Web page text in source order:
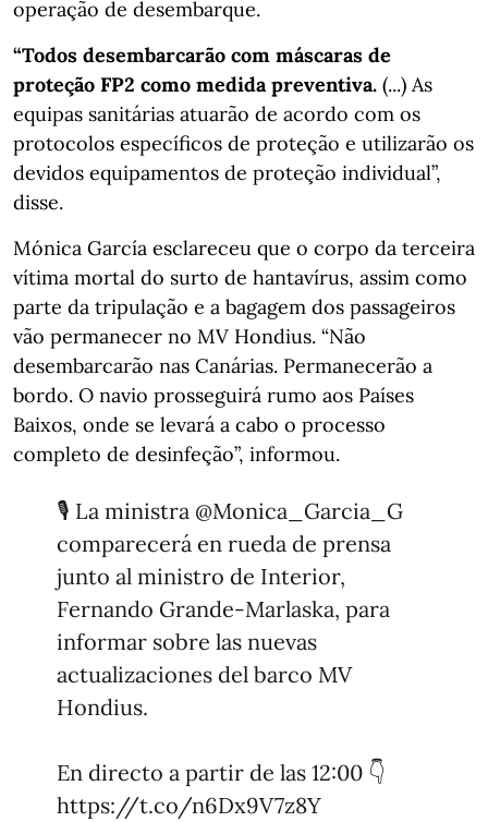
operação de desembarque.
“Todos desembarcarão com máscaras de
proteção FP2 como medida preventiva. (...) As
equipas sanitárias atuarão de acordo com os
protocolos específicos de proteção e utilizarão os
devidos equipamentos de proteção individual”,
disse.
Mónica García esclareceu que o corpo da terceira
vítima mortal do surto de hantavírus, assim como
parte da tripulação e a bagagem dos passageiros
vão permanecer no MV Hondius. “Não
desembarcarão nas Canárias. Permanecerão a
bordo. O navio prosseguirá rumo aos Países
Baixos, onde se levará a cabo o processo
completo de desinfeção”, informou.
🎙️ La ministra @Monica_Garcia_G
comparecerá en rueda de prensa
junto al ministro de Interior,
Fernando Grande-Marlaska, para
informar sobre las nuevas
actualizaciones del barco MV
Hondius.
En directo a partir de las 12:00 👇
https://t.co/n6Dx9V7z8Y